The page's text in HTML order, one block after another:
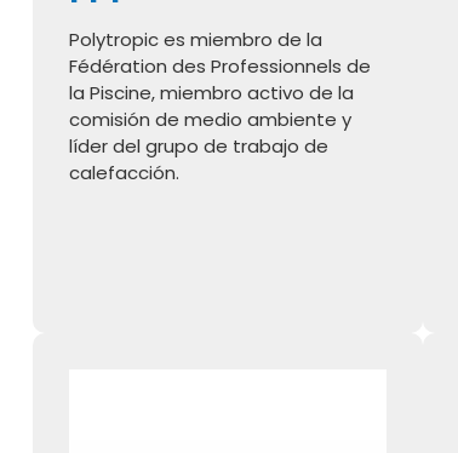
Polytropic es miembro de la
Fédération des Professionnels de
la Piscine, miembro activo de la
comisión de medio ambiente y
líder del grupo de trabajo de
calefacción.